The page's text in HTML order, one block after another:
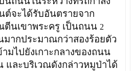
ต์จะได้รับอันตรายจาก
ตีนเขาพระครู เป็นถนน 2
มากประมาณกว่าสองร้อยตัว
ไปยังเกาะกลางของถนน
และบริเวณดังกล่าวหมูป่าได้